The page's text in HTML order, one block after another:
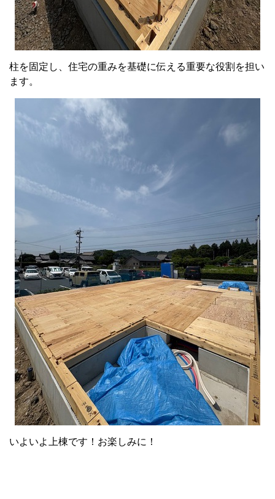
柱を固定し、住宅の重みを基礎に伝える重要な役割を担い
ます。
いよいよ上棟です！お楽しみに！